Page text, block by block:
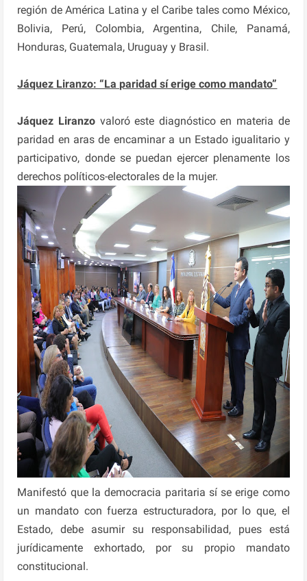
región de América Latina y el Caribe tales como México,
Bolivia, Perú, Colombia, Argentina, Chile, Panamá,
Honduras, Guatemala, Uruguay y Brasil.
Jáquez Liranzo: “La paridad sí erige como mandato”
Jáquez Liranzo valoró este diagnóstico en materia de
paridad en aras de encaminar a un Estado igualitario y
participativo, donde se puedan ejercer plenamente los
derechos políticos-electorales de la mujer.
Manifestó que la democracia paritaria sí se erige como
un mandato con fuerza estructuradora, por lo que, el
Estado, debe asumir su responsabilidad, pues está
jurídicamente exhortado, por su propio mandato
constitucional.